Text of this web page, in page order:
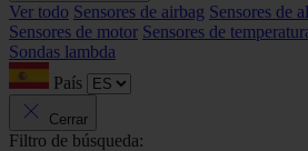
Ver todo Sensores de airbag Sensores de
Sensores de motor Sensores de
Sondas lambda
País
Cerrar
Filtro de búsqueda: